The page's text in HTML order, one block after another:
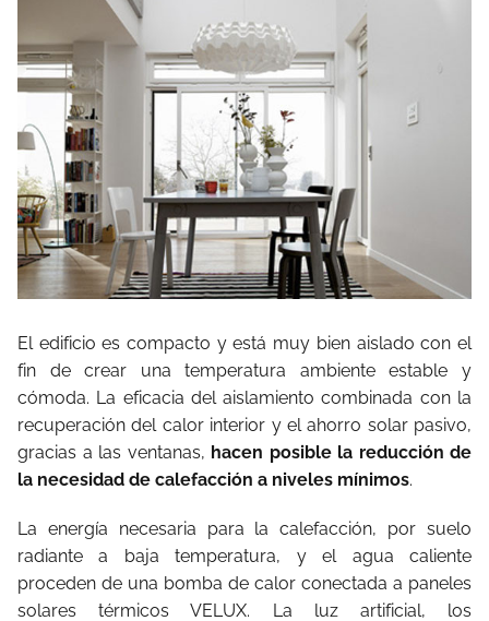
El edificio es compacto y está muy bien aislado con el
fin de crear una temperatura ambiente estable y
cómoda. La eficacia del aislamiento combinada con la
recuperación del calor interior y el ahorro solar pasivo,
gracias a las ventanas, hacen posible la reducción de
la necesidad de calefacción a niveles mínimos.
La energía necesaria para la calefacción, por suelo
radiante a baja temperatura, y el agua caliente
proceden de una bomba de calor conectada a paneles
solares térmicos VELUX. La luz artificial, los